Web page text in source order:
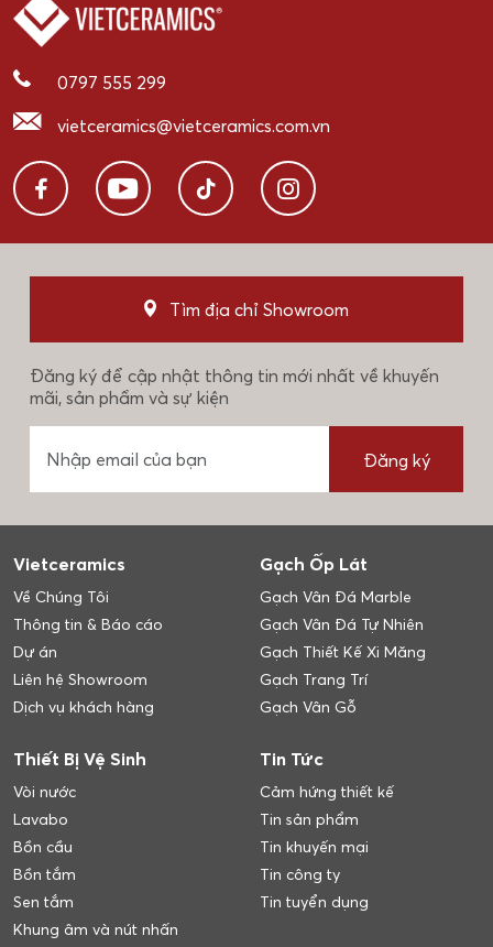
0797 555 299
vietceramics@vietceramics.com.vn
Tìm địa chỉ Showroom
Đăng ký để cập nhật thông tin mới nhất về khuyến
mãi, sản phẩm và sự kiện
Đăng ký
Vietceramics
Về Chúng Tôi
Thông tin & Báo cáo
Dự án
Liên hệ Showroom
Dịch vụ khách hàng
Gạch Ốp Lát
Gạch Vân Đá Marble
Gạch Vân Đá Tự Nhiên
Gạch Thiết Kế Xi Măng
Gạch Trang Trí
Gạch Vân Gỗ
Thiết Bị Vệ Sinh
Vòi nước
Lavabo
Bồn cầu
Bồn tắm
Sen tắm
Khung âm và nút nhấn
Tin Tức
Cảm hứng thiết kế
Tin sản phẩm
Tin khuyến mại
Tin công ty
Tin tuyển dụng